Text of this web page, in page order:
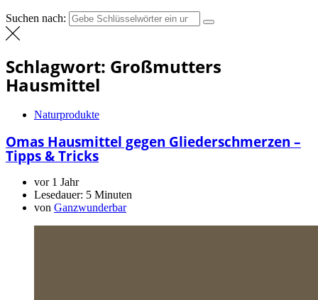
Suchen nach:
Schlagwort: Großmutters
Hausmittel
Naturprodukte
Omas Hausmittel gegen Gliederschmerzen –
Tipps & Tricks
vor 1 Jahr
Lesedauer: 5 Minuten
von Ganzwunderbar